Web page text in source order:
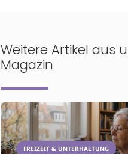
Weitere Artikel aus
Magazin
FREIZEIT & UNTERHALTUNG